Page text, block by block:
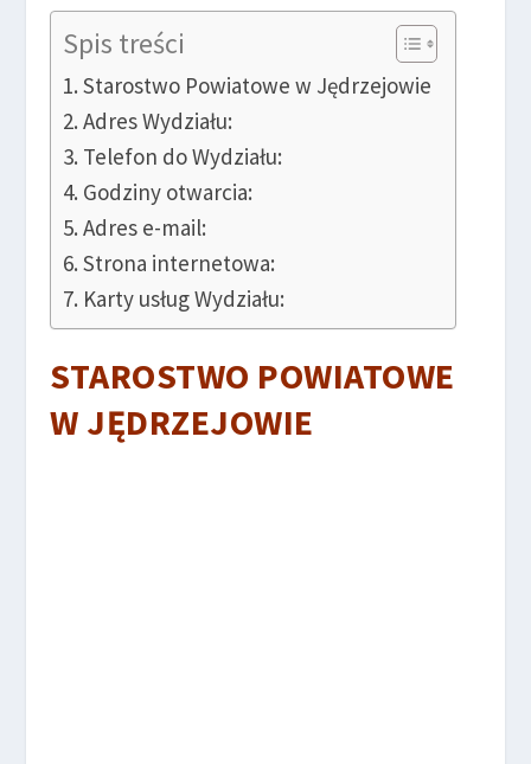
Spis treści
Starostwo Powiatowe w Jędrzejowie
Adres Wydziału:
Telefon do Wydziału:
Godziny otwarcia:
Adres e-mail:
Strona internetowa:
Karty usług Wydziału:
STAROSTWO POWIATOWE
W JĘDRZEJOWIE